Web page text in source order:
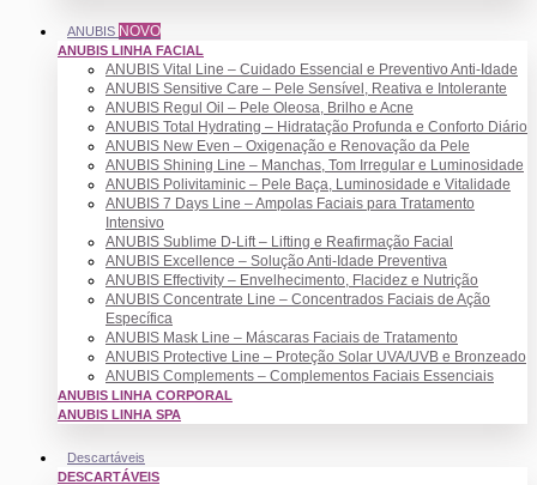
ANUBIS NOVO
ANUBIS LINHA FACIAL
ANUBIS Vital Line – Cuidado Essencial e Preventivo Anti-Idade
ANUBIS Sensitive Care – Pele Sensível, Reativa e Intolerante
ANUBIS Regul Oil – Pele Oleosa, Brilho e Acne
ANUBIS Total Hydrating – Hidratação Profunda e Conforto Diário
ANUBIS New Even – Oxigenação e Renovação da Pele
ANUBIS Shining Line – Manchas, Tom Irregular e Luminosidade
ANUBIS Polivitaminic – Pele Baça, Luminosidade e Vitalidade
ANUBIS 7 Days Line – Ampolas Faciais para Tratamento
Intensivo
ANUBIS Sublime D-Lift – Lifting e Reafirmação Facial
ANUBIS Excellence – Solução Anti-Idade Preventiva
ANUBIS Effectivity – Envelhecimento, Flacidez e Nutrição
ANUBIS Concentrate Line – Concentrados Faciais de Ação
Específica
ANUBIS Mask Line – Máscaras Faciais de Tratamento
ANUBIS Protective Line – Proteção Solar UVA/UVB e Bronzeado
ANUBIS Complements – Complementos Faciais Essenciais
ANUBIS LINHA CORPORAL
ANUBIS LINHA SPA
Descartáveis
DESCARTÁVEIS